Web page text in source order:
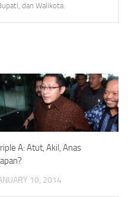
dan Walikota.
A: Atut, Akil, Anas
10, 2014